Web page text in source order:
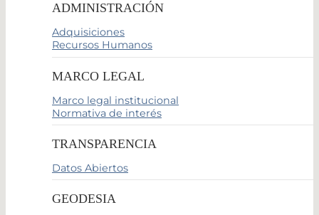
ADMINISTRACIÓN
Adquisiciones
Recursos Humanos
MARCO LEGAL
Marco legal institucional
Normativa de interés
TRANSPARENCIA
Datos Abiertos
GEODESIA